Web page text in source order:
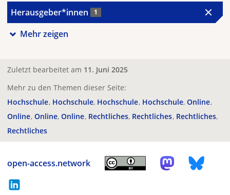
Herausgeber*innen 1
Mehr zeigen
Zuletzt bearbeitet am 11. Juni 2025
Mehr zu den Themen dieser Seite:
Hochschule Hochschule Hochschule Hochschule Online
Online Online Online Rechtliches Rechtliches Rechtliches
Rechtliches
open-access.network